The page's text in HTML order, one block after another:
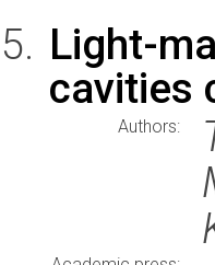
Light-
cavities
Authors: